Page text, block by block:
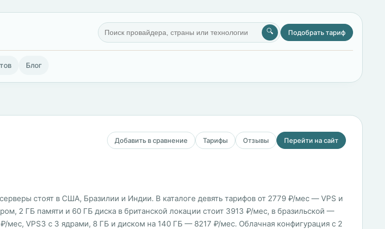
🔍 Подобрать тариф
Блог
Добавить в сравнение Тарифы Отзывы Перейти на сайт
стоят в США, Бразилии и Индии. В каталоге девять тарифов от 2779 ₽/мес — VPS и
2 ГБ памяти и 60 ГБ диска в британской локации стоит 3913 ₽/мес, в бразильской —
VPS3 с 3 ядрами, 8 ГБ и диском на 140 ГБ — 8217 ₽/мес. Облачная конфигурация с 2